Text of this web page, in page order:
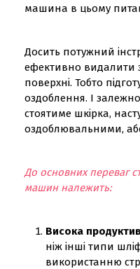
машина в цьому
Досить потужний
ефективно видалити
поверхні. Тобто
оздоблення. І
стоятиме шкірка,
оздоблювальними,
До основних переваг
машин належить:
Висока
ніж інші типи
використанню